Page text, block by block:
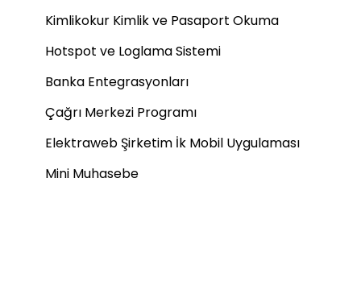
Kimlikokur Kimlik ve Pasaport Okuma
Hotspot ve Loglama Sistemi
Banka Entegrasyonları
Çağrı Merkezi Programı
Elektraweb Şirketim İk Mobil Uygulaması
Mini Muhasebe